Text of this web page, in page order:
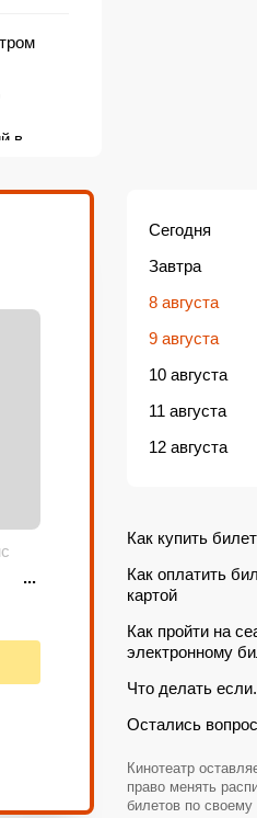
в
Как купить билет
Как оплатить
картой
Как пройти на
электронному
Что делать
Остались
Кинотеатр
право менять
билетов по
...
Сегодня
Завтра
8 августа
9 августа
10 августа
11 августа
12 августа